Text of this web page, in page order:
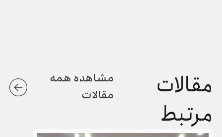
مقالات
مرتبط
مشاهده همه
مقالات